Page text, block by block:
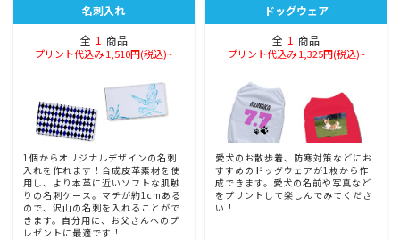
名刺入れ
全 1 商品
プリント代込み 1,510円(税込)~
1個からオリジナルデザインの名刺
入れを作れます！合成皮革素材を使
用し、より本革に近いソフトな肌触
りの名刺ケース。マチが約1cmある
ので、沢山の名刺を入れることがで
きます。自分用に、お父さんへのプ
レゼントに最適です！
ドッグウェア
全 1 商品
プリント代込み 1,325円(税込)~
愛犬のお散歩着、防寒対策などにお
すすめのドッグウェアが1枚から作
成できます。愛犬の名前や写真など
をプリントして楽しんでみてくださ
い！